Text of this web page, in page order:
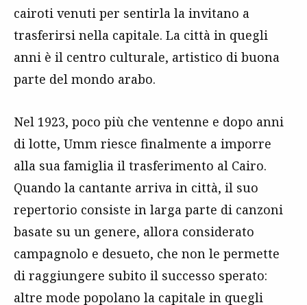
cairoti venuti per sentirla la invitano a
trasferirsi nella capitale. La città in quegli
anni è il centro culturale, artistico di buona
parte del mondo arabo.
Nel 1923, poco più che ventenne e dopo anni
di lotte, Umm riesce finalmente a imporre
alla sua famiglia il trasferimento al Cairo.
Quando la cantante arriva in città, il suo
repertorio consiste in larga parte di canzoni
basate su un genere, allora considerato
campagnolo e desueto, che non le permette
di raggiungere subito il successo sperato:
altre mode popolano la capitale in quegli